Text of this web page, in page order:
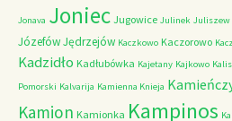
Jonava Joniec Jugowice Julinek Juliszew
JózefówJędrzejów Kaczkowo Kaczorowo
Kadzidło Kadłubówka Kajetany Kajkowo
Pomorski Kalvarija Kamienna Knieja
Kamion Kamionka Kampinos